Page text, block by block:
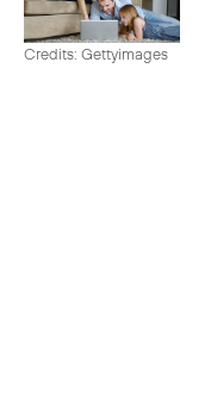
Credits: Gettyimages